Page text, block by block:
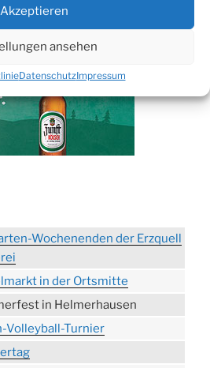
Akzeptieren
ansehen
DatenschutzImpressum
Wochenenden der Erzquell
in der Ortsmitte
in Helmerhausen
Volleyball-Turnier